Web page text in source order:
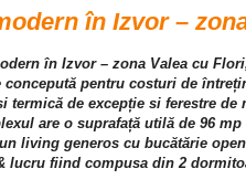
în Izvor –
în Izvor – zona Valea cu
concepută pentru costuri de
termică de excepție si ferestre
are o suprafață utilă de 96
living generos cu bucătărie
lucru fiind compusa din 2